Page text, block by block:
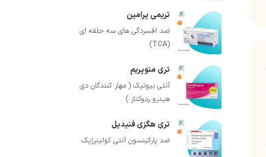
تریمی پرامین
ضد افسردگی های سه حلقه ای
(TCA)
تری متوپریم
آنتی بیوتیک ( مهار کنندگان دی
هیدرو ردوکتاز )
تری هگزی فنیدیل
ضد پارکینسون آنتی کولینرژیک